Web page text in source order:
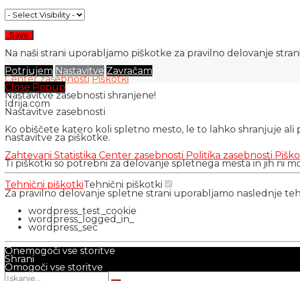
Na naši strani uporabljamo piškotke za pravilno delovanje
Potrjujem Nastavitve Zavračam
Center zasebnosti Piškotki
Close Popup
Nastavitve zasebnosti shranjene!
Idrija.com
Nastavitve zasebnosti
Ko obiščete katero koli spletno mesto, le to lahko shranjuje
nastavitve za piškotke.
Zahtevani Statistika Center zasebnosti Politika zasebnosti
Ti piškotki so potrebni za delovanje spletnega mesta in jih ni
Tehnični piškotkiTehnični piškotki
Za pravilno delovanje spletne strani uporabljamo naslednje
wordpress_test_cookie
wordpress_logged_in_
wordpress_sec
Onemogoči vse storitve
Shrani
Omogoči vse storitve